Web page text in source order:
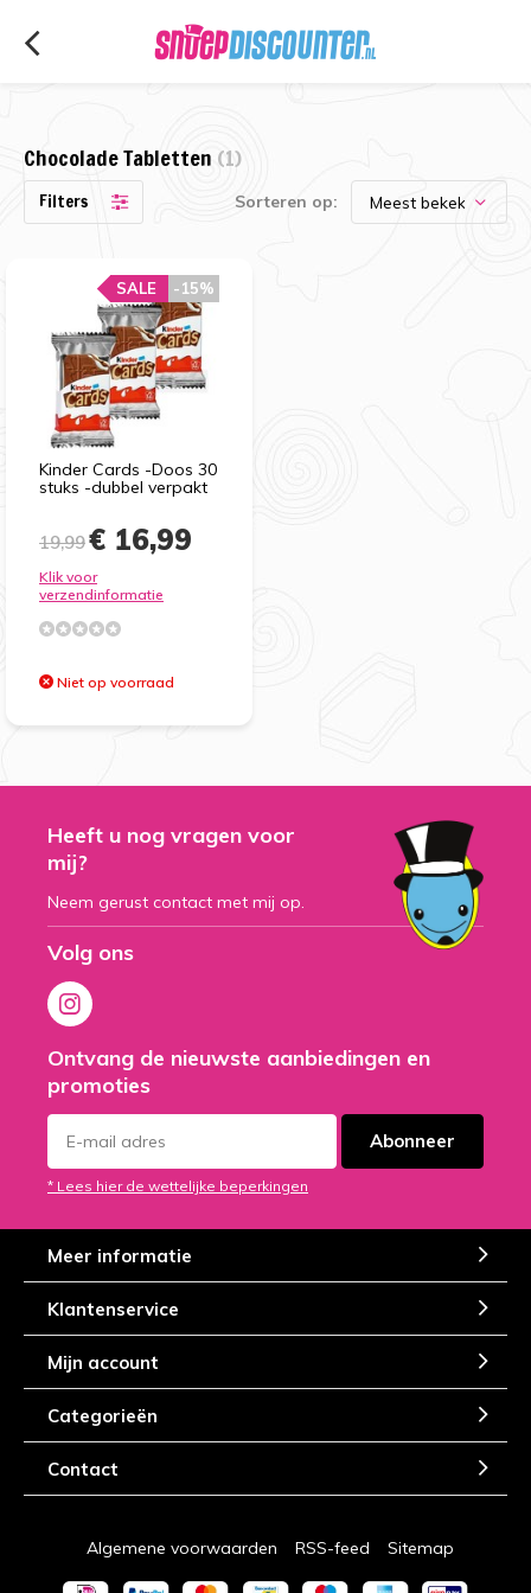
Chocolade Tabletten (1)
Filters Sorteren op:
Kinder Cards -Doos 30
stuks -dubbel verpakt
-15%
SALE
19,99€ 16,99
Klik voor
verzendinformatie
Niet op voorraad
Heeft u nog vragen voor
mij?
Neem gerust contact met mij op.
Volg ons
Ontvang de nieuwste aanbiedingen en
promoties
Abonneer
* Lees hier de wettelijke beperkingen
Meer informatie
Klantenservice
Mijn account
Categorieën
Contact
Algemene voorwaarden RSS-feed Sitemap